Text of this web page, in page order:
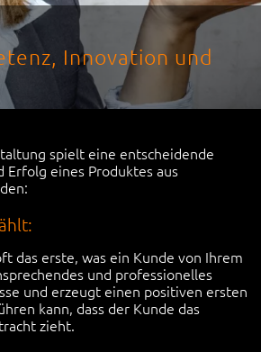
Innovation und
spielt eine entscheidende
Erfolg eines Produktes aus
das erste, was ein Kunde von Ihrem
und professionelles
und erzeugt einen positiven ersten
kann, dass der Kunde das
zieht.